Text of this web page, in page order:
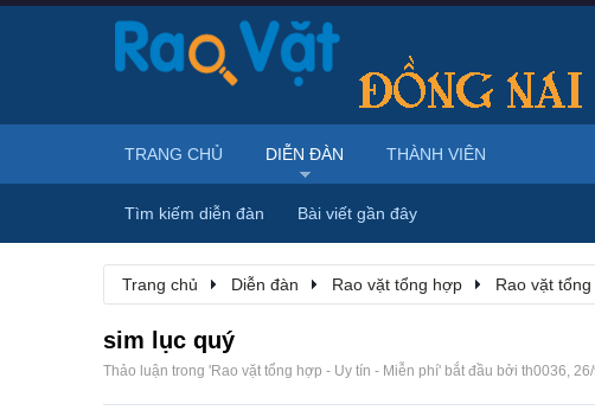
Trang chủ Diễn đàn Rao vặt tổng hợp Rao vặt
sim lục quý
Thảo luận trong 'Rao vặt tổng hợp - Uy tín - Miễn phí' bắt đầu bởi th0036,
TRANG CHỦ DIỄN ĐÀN
Tìm kiếm diễn đàn Bài viết gần đây
THÀNH VIÊN